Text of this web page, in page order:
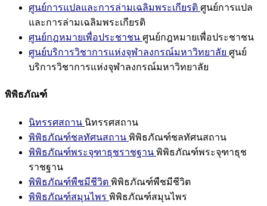
ศูนย์การแปลและการล่ามเฉลิมพระเกียรติ ศูนย์การแปล
และการล่ามเฉลิมพระเกียรติ
ศูนย์กฎหมายเพื่อประชาชน ศูนย์กฎหมายเพื่อประชาชน
ศูนย์บริการวิชาการแห่งจุฬาลงกรณ์มหาวิทยาลัย ศูนย์
บริการวิชาการแห่งจุฬาลงกรณ์มหาวิทยาลัย
พิพิธภัณฑ์
นิทรรศสถาน นิทรรศสถาน
พิพิธภัณฑ์ชลทัศนสถาน พิพิธภัณฑ์ชลทัศนสถาน
พิพิธภัณฑ์พระจุฑาธุชราชฐาน พิพิธภัณฑ์พระจุฑาธุช
ราชฐาน
พิพิธภัณฑ์พืชมีชีวิต พิพิธภัณฑ์พืชมีชีวิต
พิพิธภัณฑ์สมุนไพร พิพิธภัณฑ์สมุนไพร